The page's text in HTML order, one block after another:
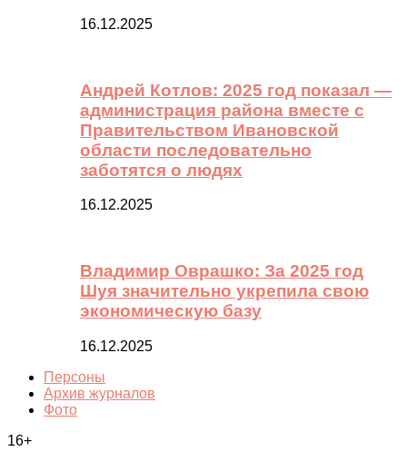
16.12.2025
Андрей Котлов: 2025 год показал —
администрация района вместе с
Правительством Ивановской
области последовательно
заботятся о людях
16.12.2025
Владимир Оврашко: За 2025 год
Шуя значительно укрепила свою
экономическую базу
16.12.2025
Персоны
Архив журналов
Фото
16+